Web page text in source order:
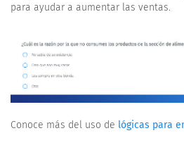
para ayudar a aumentar las ventas.
Conoce más del uso de lógicas para